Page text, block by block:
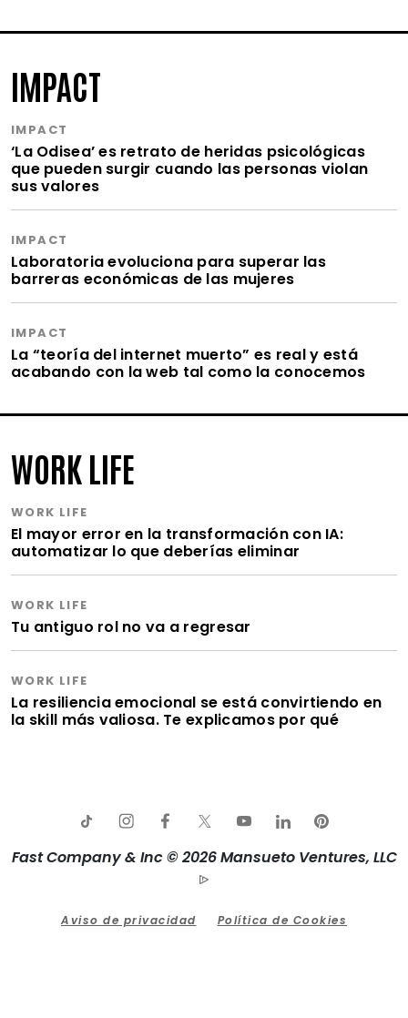
IMPACT
IMPACT
‘La Odisea’ es retrato de heridas psicológicas
que pueden surgir cuando las personas violan
sus valores
IMPACT
Laboratoria evoluciona para superar las
barreras económicas de las mujeres
IMPACT
La “teoría del internet muerto” es real y está
acabando con la web tal como la conocemos
WORK LIFE
WORK LIFE
El mayor error en la transformación con IA:
automatizar lo que deberías eliminar
WORK LIFE
Tu antiguo rol no va a regresar
WORK LIFE
La resiliencia emocional se está convirtiendo en
la skill más valiosa. Te explicamos por qué
Fast Company & Inc © 2026 Mansueto Ventures, LLC
Aviso de privacidad Política de Cookies